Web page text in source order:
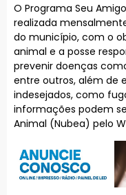
O Programa Seu
realizada
do município, com o
animal e a posse
prevenir doenças
entre outros, além de
indesejados, como
informações podem
Animal (Nubea) pelo